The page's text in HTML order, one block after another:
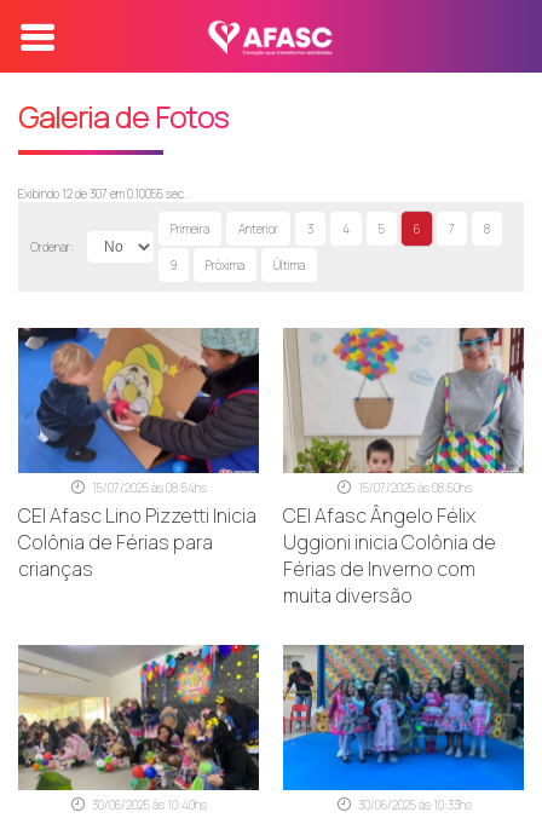
Galeria de Fotos
Exibindo 12 de 307 em 0.10055 sec.
Ordenar:
Primeira Anterior 3 4 5 6 7 8
9 Próxima Última
15/07/2025 às 08:54hs
CEI Afasc Lino Pizzetti Inicia
Colônia de Férias para
crianças
15/07/2025 às 08:50hs
CEI Afasc Ângelo Félix
Uggioni inicia Colônia de
Férias de Inverno com
muita diversão
30/06/2025 às 10:40hs 30/06/2025 às 10:33hs